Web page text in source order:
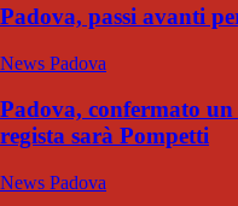
Padova, passi avanti
News Padova
Padova, confermato
regista sarà Pompetti
News Padova